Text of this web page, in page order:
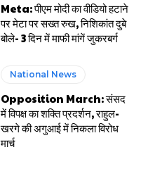
Meta: पीएम मोदी का वीडियो हटाने
पर मेटा पर सख्त रुख, निशिकांत दुबे
बोले- 3 दिन में माफी मांगें जुकरबर्ग
National News
Opposition March: संसद
में विपक्ष का शक्ति प्रदर्शन, राहुल-
खरगे की अगुआई में निकला विरोध
मार्च